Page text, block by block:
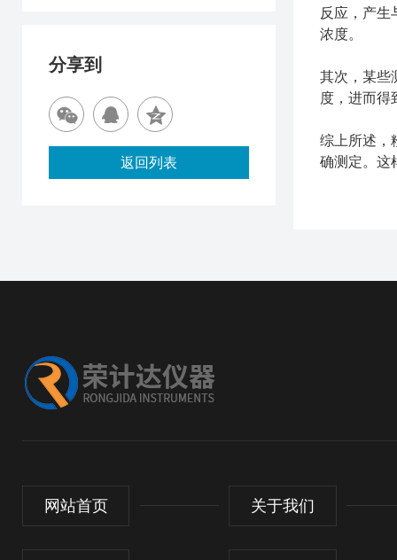
反应，产生
浓度。
其次，某些
度，进而得
综上所述，
确测定。这
分享到
返回列表
网站首页 关于我们